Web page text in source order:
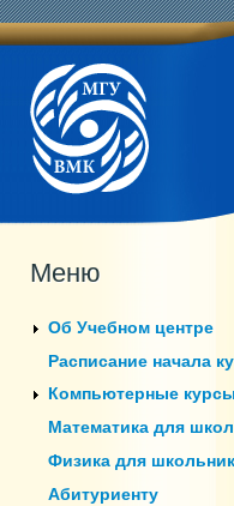
Меню
Об Учебном центре
Расписание начала
Компьютерные курсы
Математика для
Физика для
Абитуриенту